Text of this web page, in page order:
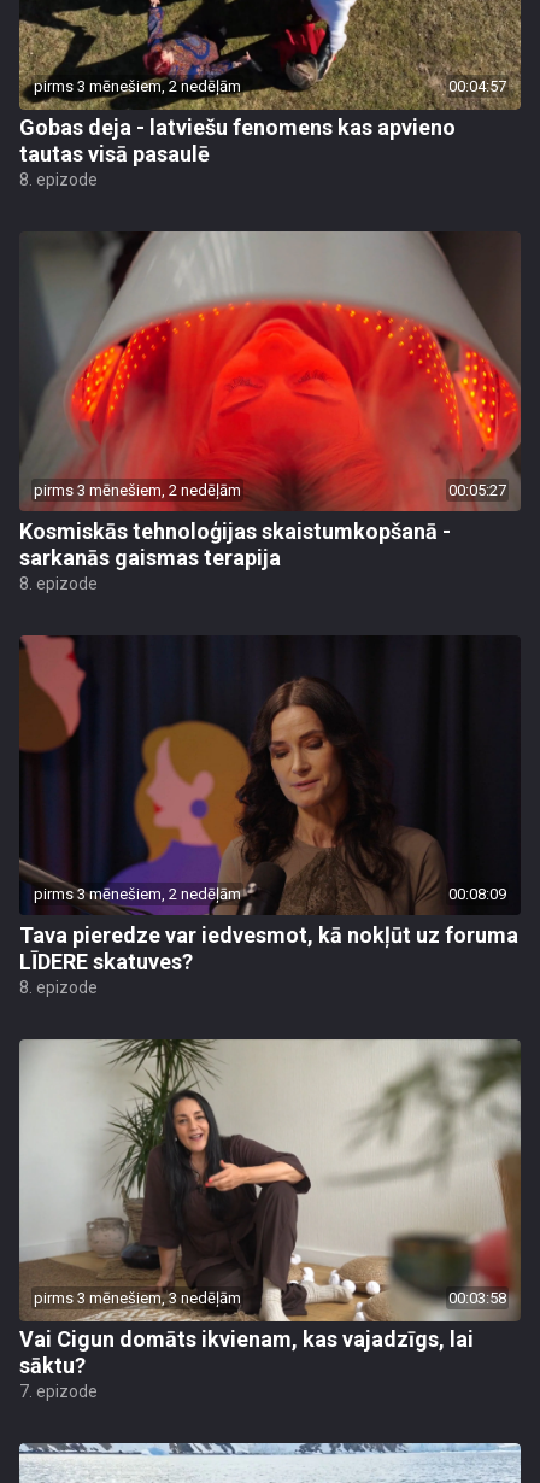
pirms 3 mēnešiem, 2 nedēļām 00:04:57
Gobas deja - latviešu fenomens kas apvieno
tautas visā pasaulē
8. epizode
pirms 3 mēnešiem, 2 nedēļām 00:05:27
Kosmiskās tehnoloģijas skaistumkopšanā -
sarkanās gaismas terapija
8. epizode
pirms 3 mēnešiem, 2 nedēļām 00:08:09
Tava pieredze var iedvesmot, kā nokļūt uz foruma
LĪDERE skatuves?
8. epizode
pirms 3 mēnešiem, 3 nedēļām 00:03:58
Vai Cigun domāts ikvienam, kas vajadzīgs, lai
sāktu?
7. epizode